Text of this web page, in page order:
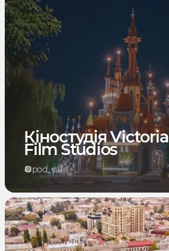
Кіностудія Victoria
Film Studios
pod_val